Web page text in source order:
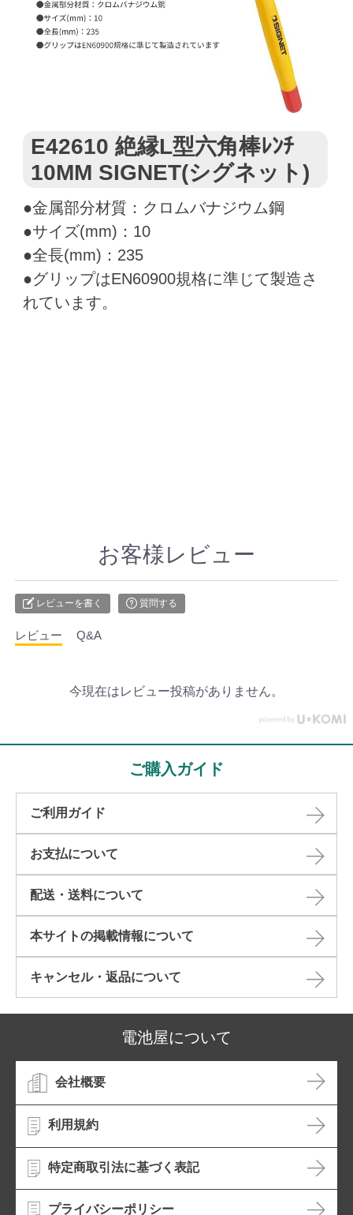
E42610 絶縁L型六角棒ﾚﾝﾁ
10MM SIGNET(シグネット)
●金属部分材質：クロムバナジウム鋼
●サイズ(mm)：10
●全長(mm)：235
●グリップはEN60900規格に準じて製造さ
れています。
お客様レビュー
レビューを書く 質問する
レビュー Q&A
今現在はレビュー投稿がありません。
ご購入ガイド
ご利用ガイド
お支払について
配送・送料について
本サイトの掲載情報について​
キャンセル・返品について​
電池屋について
会社概要
利用規約
特定商取引法に基づく表記
プライバシーポリシー